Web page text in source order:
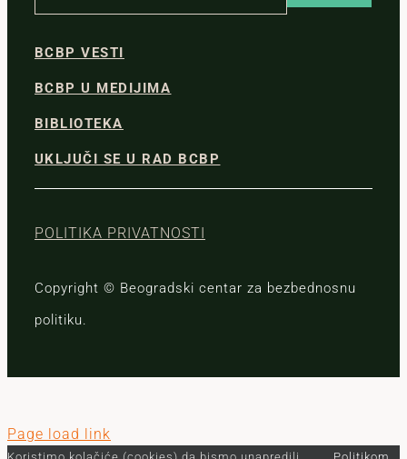
BCBP VESTI
BCBP U MEDIJIMA
BIBLIOTEKA
UKLJUČI SE U RAD BCBP
POLITIKA PRIVATNOSTI
Copyright © Beogradski centar za bezbednosnu
politiku.
Page load link